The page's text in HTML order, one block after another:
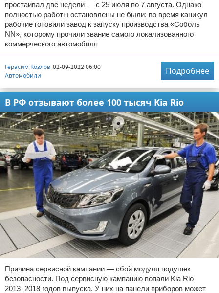
простаивал две недели — с 25 июля по 7 августа. Однако
полностью работы остановлены не были: во время каникул
рабочие готовили завод к запуску производства «Соболь
NN», которому прочили звание самого локализованного
коммерческого автомобиля
Герасим Козлов 02-09-2022 06:00
Автомобили
Подробнее
В РФ отзывают более 100 тысяч Kia Rio
Причина сервисной кампании — сбой модуля подушек
безопасности. Под сервисную кампанию попали Kia Rio
2013–2018 годов выпуска. У них на панели приборов может